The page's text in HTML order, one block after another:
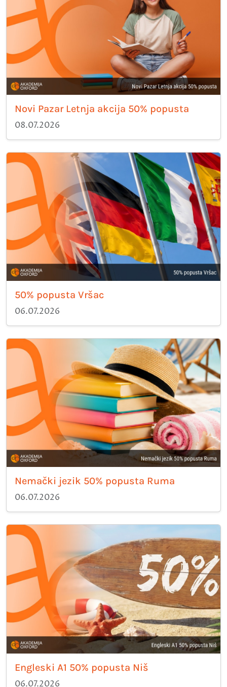
Novi Pazar Letnja akcija 50% popusta
08.07.2026
50% popusta Vršac
06.07.2026
Nemački jezik 50% popusta Ruma
06.07.2026
Engleski A1 50% popusta Niš
06.07.2026